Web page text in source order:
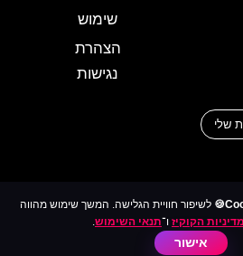
שלי
שימוש
הצהרת
נגישות
לשיפור חוויית הגלישה. המשך שימוש מהווה
מדיניות הקוקיז ו־תנאי השימוש.
אישור